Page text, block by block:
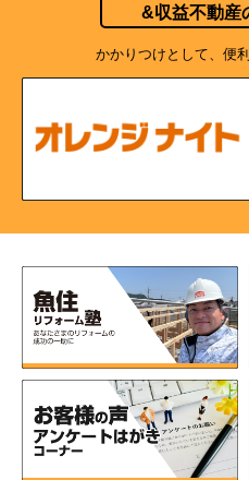
&収益不動産
かかりつけとして、便